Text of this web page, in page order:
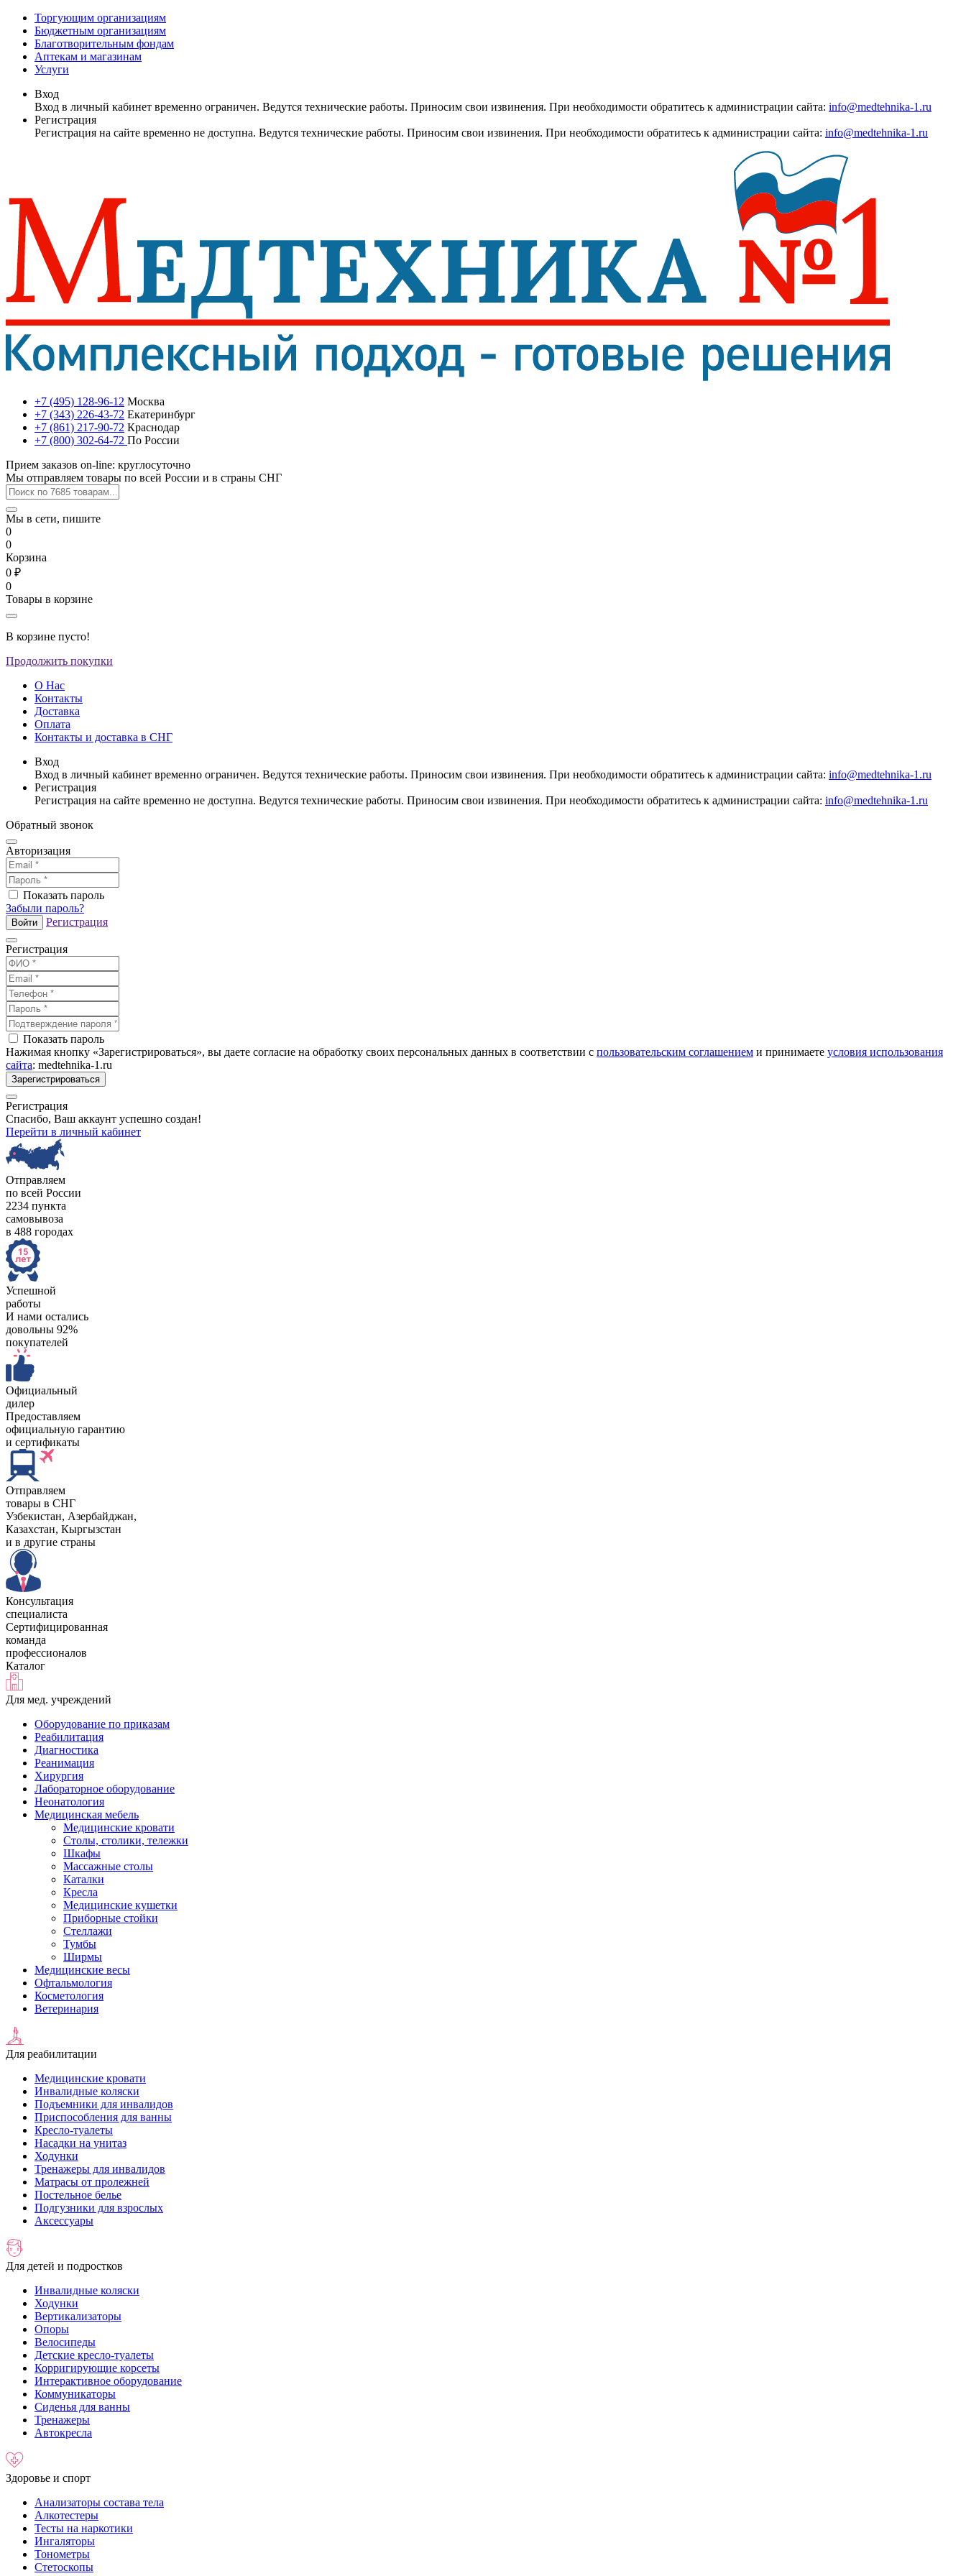
Торгующим организациям
Бюджетным организациям
Благотворительным фондам
Аптекам и магазинам
Услуги
Вход
Вход в личный кабинет временно ограничен. Ведутся технические работы. Приносим свои извинения. При необходимости обратитесь к администрации сайта: info@medtehnika-1.ru
Регистрация
Регистрация на сайте временно не доступна. Ведутся технические работы. Приносим свои извинения. При необходимости обратитесь к администрации сайта: info@medtehnika-1.ru
+7 (495) 128-96-12 Москва
+7 (343) 226-43-72 Екатеринбург
+7 (861) 217-90-72 Краснодар
+7 (800) 302-64-72 По России
Прием заказов on-line: круглосуточно
Мы отправляем товары по всей России и в страны СНГ
Мы в сети, пишите
0
0
Корзина
0 ₽
0
Товары в корзине
В корзине пусто!
Продолжить покупки
О Нас
Контакты
Доставка
Оплата
Контакты и доставка в СНГ
Вход
Вход в личный кабинет временно ограничен. Ведутся технические работы. Приносим свои извинения. При необходимости обратитесь к администрации сайта: info@medtehnika-1.ru
Регистрация
Регистрация на сайте временно не доступна. Ведутся технические работы. Приносим свои извинения. При необходимости обратитесь к администрации сайта: info@medtehnika-1.ru
Обратный звонок
Авторизация
Показать пароль
Забыли пароль?
Войти Регистрация
Регистрация
Показать пароль
Нажимая кнопку «Зарегистрироваться», вы даете согласие на обработку своих персональных данных в соответствии с пользовательским соглашением и принимаете условия использования
сайта: medtehnika-1.ru
Зарегистрироваться
Регистрация
Спасибо, Ваш аккаунт успешно создан!
Перейти в личный кабинет
Отправляем
по всей России
2234 пункта
самовывоза
в 488 городах
Успешной
работы
И нами остались
довольны 92%
покупателей
Официальный
дилер
Предоставляем
официальную гарантию
и сертификаты
Отправляем
товары в СНГ
Узбекистан, Aзербайджан,
Казахстан, Кыргызстан
и в другие страны
Консультация
специалиста
Сертифицированная
команда
профессионалов
Каталог
Для мед. учреждений
Оборудование по приказам
Реабилитация
Диагностика
Реанимация
Хирургия
Лабораторное оборудование
Неонатология
Медицинская мебель
Медицинские кровати
Столы, столики, тележки
Шкафы
Массажные столы
Каталки
Кресла
Медицинские кушетки
Приборные стойки
Стеллажи
Тумбы
Ширмы
Медицинские весы
Офтальмология
Косметология
Ветеринария
Для реабилитации
Медицинские кровати
Инвалидные коляски
Подъемники для инвалидов
Приспособления для ванны
Кресло-туалеты
Насадки на унитаз
Ходунки
Тренажеры для инвалидов
Матрасы от пролежней
Постельное белье
Подгузники для взрослых
Аксессуары
Для детей и подростков
Инвалидные коляски
Ходунки
Вертикализаторы
Опоры
Велосипеды
Детские кресло-туалеты
Корригирующие корсеты
Интерактивное оборудование
Коммуникаторы
Сиденья для ванны
Тренажеры
Автокресла
Здоровье и спорт
Анализаторы состава тела
Алкотестеры
Тесты на наркотики
Ингаляторы
Тонометры
Стетоскопы